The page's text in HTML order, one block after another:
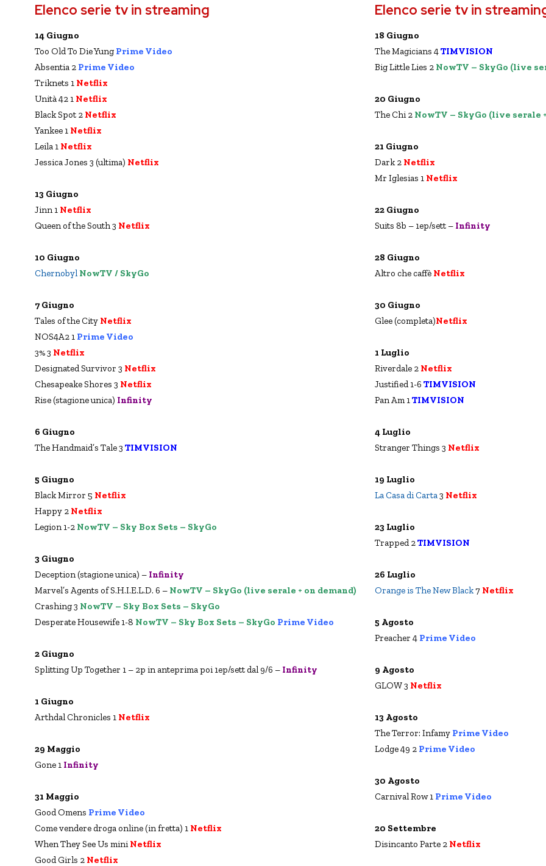
Elenco serie tv in streaming
14 Giugno
Too Old To Die Yung Prime Video
Absentia 2 Prime Video
Triknets 1 Netflix
Unità 42 1 Netflix
Black Spot 2 Netflix
Yankee 1 Netflix
Leila 1 Netflix
Jessica Jones 3 (ultima) Netflix
13 Giugno
Jinn 1 Netflix
Queen of the South 3 Netflix
10 Giugno
Chernobyl NowTV / SkyGo
7 Giugno
Tales of the City Netflix
NOS4A2 1 Prime Video
3% 3 Netflix
Designated Survivor 3 Netflix
Chesapeake Shores 3 Netflix
Rise (stagione unica) Infinity
6 Giugno
The Handmaid’s Tale 3 TIMVISION
5 Giugno
Black Mirror 5 Netflix
Happy 2 Netflix
Legion 1-2 NowTV – Sky Box Sets – SkyGo
3 Giugno
Deception (stagione unica) – Infinity
Marvel’s Agents of S.H.I.E.L.D. 6 – NowTV – SkyGo (live serale + on demand)
Crashing 3 NowTV – Sky Box Sets – SkyGo
Desperate Housewife 1-8 NowTV – Sky Box Sets – SkyGo Prime Video
2 Giugno
Splitting Up Together 1 – 2p in anteprima poi 1ep/sett dal 9/6 – Infinity
1 Giugno
Arthdal Chronicles 1 Netflix
29 Maggio
Gone 1 Infinity
31 Maggio
Good Omens Prime Video
Come vendere droga online (in fretta) 1 Netflix
When They See Us miniNetflix
Good Girls 2 Netflix
Elenco serie tv in
18 Giugno
The Magicians 4TIMVISION
Big Little Lies 2 NowTV – SkyGo (live
20 Giugno
The Chi 2 NowTV – SkyGo (live serale
21 Giugno
Dark 2 Netflix
Mr Iglesias 1 Netflix
22 Giugno
Suits 8b – 1ep/sett – Infinity
28 Giugno
Altro che caffè Netflix
30 Giugno
Glee (completa)Netflix
1 Luglio
Riverdale 2 Netflix
Justified 1-6 TIMVISION
Pan Am 1TIMVISION
4 Luglio
Stranger Things 3 Netflix
19 Luglio
La Casa di Carta3 Netflix
23 Luglio
Trapped 2TIMVISION
26 Luglio
Orange is The New Black7 Netflix
5 Agosto
Preacher 4 Prime Video
9 Agosto
GLOW 3 Netflix
13 Agosto
The Terror: Infamy Prime Video
Lodge 49 2 Prime Video
30 Agosto
Carnival Row 1 Prime Video
20 Settembre
Disincanto Parte 2 Netflix